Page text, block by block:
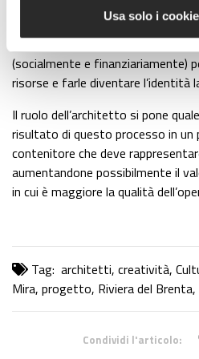
Usa solo i
momenti di confronto tra le
amministratori per trovare le
(socialmente e finanziariamente)
risorse e farle diventare l’identità
Il ruolo dell’architetto si pone
risultato di questo processo in
contenitore che deve
aumentandone possibilmente il
in cui è maggiore la qualità
Tag: architetti, creatività,
Mira, progetto, Riviera del Brenta,
Condividi l'articolo: